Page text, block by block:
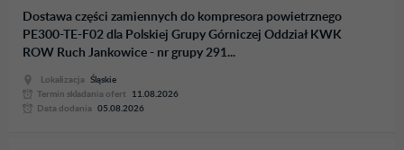
Dostawa części zamiennych do kompresora powietrznego
PE300-TE-F02 dla Polskiej Grupy Górniczej Oddział KWK
ROW Ruch Jankowice - nr grupy 291...
Lokalizacja
Śląskie
Termin skladania ofert
11.08.2026
Data dodania
05.08.2026